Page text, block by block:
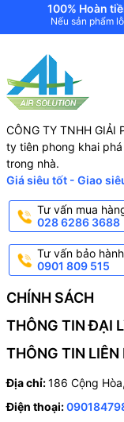
100% Hoàn
Nếu sản phẩm
CÔNG TY TNHH GIẢI
ty tiên phong khai
trong nhà.
Giá siêu tốt - Giao
Tư vấn mua
028 6286 3688
Tư vấn bảo hành
0901 809 515
CHÍNH SÁCH
THÔNG TIN ĐẠI
THÔNG TIN LIÊN
Địa chỉ:186 Cộng
Điện thoại: